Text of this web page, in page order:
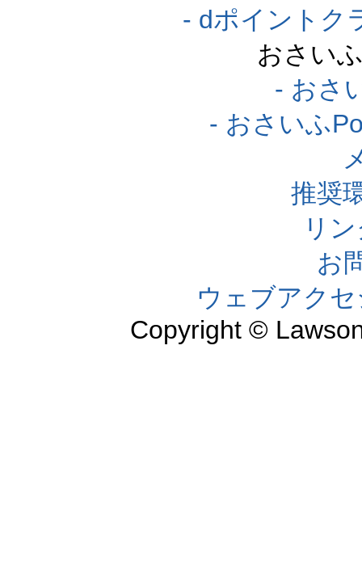
- dポイントク
おさい
- おさ
- おさいふ
推奨
リ
お
ウェブアク
Copyright ©